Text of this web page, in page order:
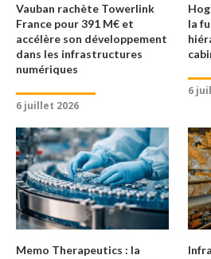
Vauban rachète Towerlink
France pour 391 M€ et
accélère son développement
dans les infrastructures
numériques
6 juillet 2026
la
6
Memo Therapeutics : la